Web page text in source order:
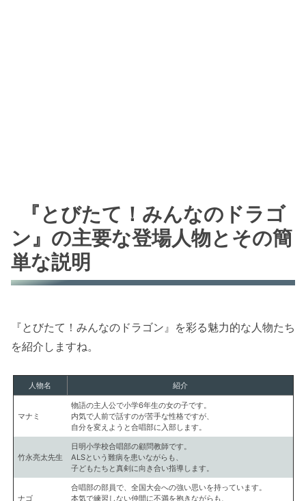
『とびたて！みんなのドラゴ
ン』の主要な登場人物とその簡
単な説明
『とびたて！みんなのドラゴン』を彩る魅力的な人物たち
を紹介しますね。
人物名 紹介
マナミ
物語の主人公で小学6年生の女の子です。
内気で人前で話すのが苦手な性格ですが、
自分を変えようと合唱部に入部します。
竹永亮太先生
日明小学校合唱部の顧問教師です。
ALSという難病を患いながらも、
子どもたちと真剣に向き合い指導します。
ナゴ
合唱部の部員で、全国大会への強い思いを持っています。
本気で練習しない仲間に不満を抱きながらも、